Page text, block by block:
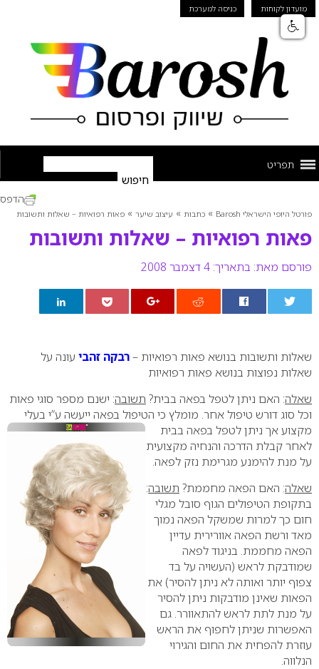
מועדון לקוחות כניסה למערכת
תפריט
פורטל היופי הישראלי Barosh » כתבות » עיצוב שיער » פאות רפואיות – שאלות ותשובות
פאות רפואיות – שאלות ותשובות
פורסם מאת: בתאריך: 4 דצמבר 2008
הדפס
שאלות ותשובות בנושא פאות רפואיות –רבקה זהבי עונה על
שאלות נפוצות בנושא פאות רפואיות
שאלה: האם ניתן לטפל בפאה בבית? תשובה: ישנם מספר סוגי פאות
וכל סוג דורש טיפול אחר. מומלץ כי הטיפול בפאה ייעשה ע”י בעלי
מקצוע אך ניתןלטפל בפאה בבית
לאחר קבלת הדרכה והנחיה מקצועית
על מנת להימנע מגרימת נזק לפאה.
שאלה: האם הפאה מחממת? תשובה:
בתקופת הטיפולים הגוף סובל מגלי
חום כך למרות שמשקל הפאה נמוך
מאד ורשת הפאה אוורירית עדיין
הפאה מחממת. בניגוד לפאה
שמודבקת לראש (העשויה על בד
צפוף יותר ואותה לא ניתן להסיר) את
הפאות שאינן מודבקות ניתן להסיר
על מנת לתת לראש להתאוורר. גם
האפשרות שניתן לחפוף את הראש
עוזרת להפחית את החום והגירוי
הנלווה.